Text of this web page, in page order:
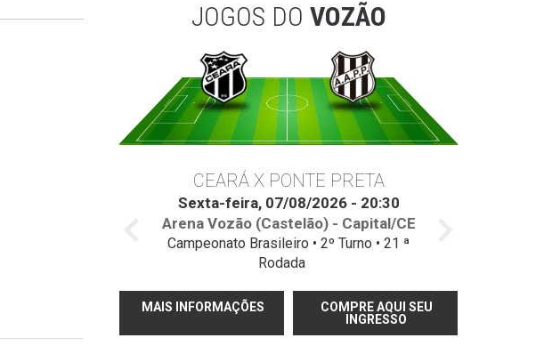
JOGOS DO VOZÃO
CEARÁ X PONTE PRETA
Sexta-feira, 07/08/2026 - 20:30
Arena Vozão (Castelão) - Capital/CE
Campeonato Brasileiro • 2º Turno • 21 ª
Rodada
MAIS INFORMAÇÕES
COMPRE AQUI SEU
INGRESSO